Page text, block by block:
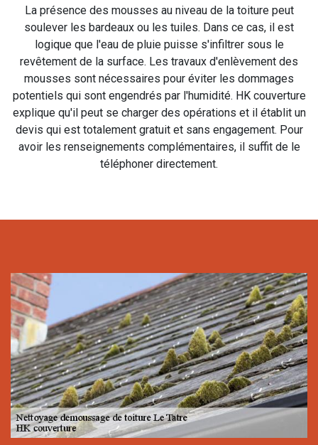
La présence des mousses au niveau de la toiture peut
soulever les bardeaux ou les tuiles. Dans ce cas, il est
logique que l'eau de pluie puisse s'infiltrer sous le
revêtement de la surface. Les travaux d'enlèvement des
mousses sont nécessaires pour éviter les dommages
potentiels qui sont engendrés par l'humidité. HK couverture
explique qu'il peut se charger des opérations et il établit un
devis qui est totalement gratuit et sans engagement. Pour
avoir les renseignements complémentaires, il suffit de le
téléphoner directement.